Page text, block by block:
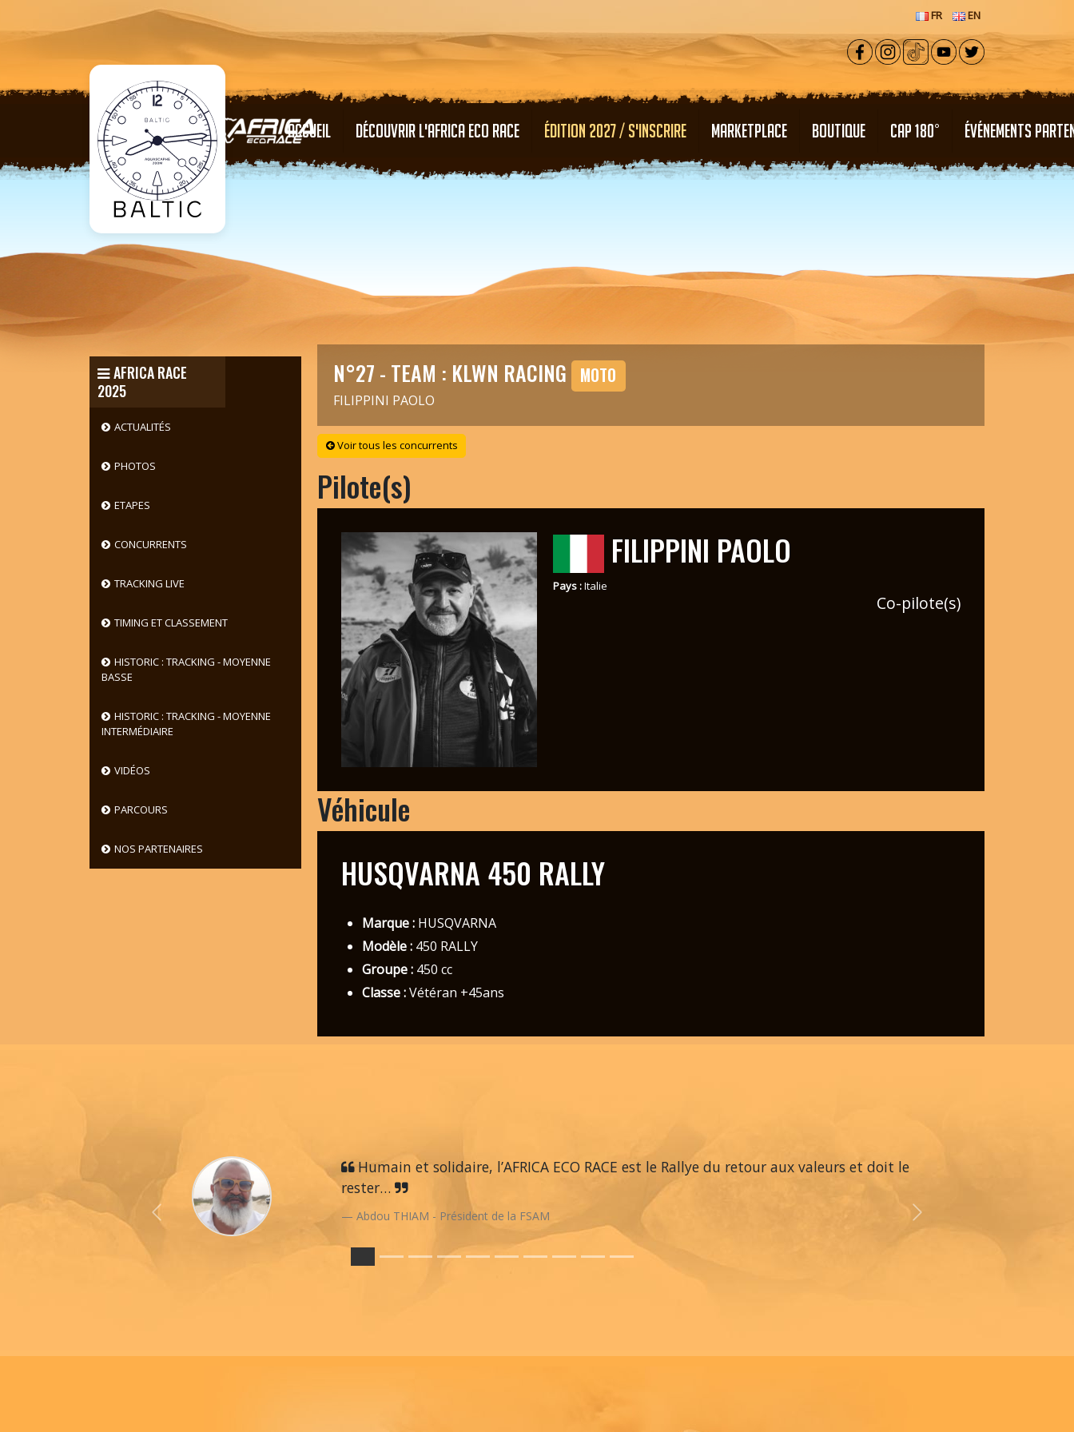
FR EN
ACCUEIL DÉCOUVRIR L'AFRICA ECO RACE ÉDITION 2027 / S'INSCRIRE MARKETPLACE BOUTIQUE CAP 180° ÉVÉNEMENTS
AFRICA RACE
2025
ACTUALITÉS
PHOTOS
ETAPES
CONCURRENTS
TRACKING LIVE
TIMING ET CLASSEMENT
HISTORIC : TRACKING - MOYENNE
BASSE
HISTORIC : TRACKING - MOYENNE
INTERMÉDIAIRE
VIDÉOS
PARCOURS
NOS PARTENAIRES
N°27 - TEAM : KLWN RACING MOTO
FILIPPINI PAOLO
Voir tous les concurrents
Pilote(s)
FILIPPINI PAOLO
Pays :Italie
Co-pilote(s)
Véhicule
HUSQVARNA 450 RALLY
Marque :HUSQVARNA
Modèle :450 RALLY
Groupe :450 cc
Classe :Vétéran +45ans
Humain et solidaire, l’AFRICA ECO RACE est le Rallye du retour aux valeurs et doit le
rester…
Abdou THIAM - Président de la FSAM
Previous Next